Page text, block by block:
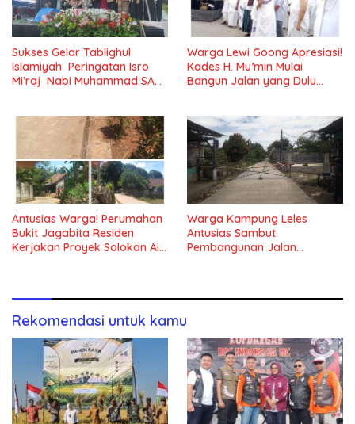
Sukses Gelar Tablighul
Islamiyah Peringatan Isro
Mi’raj Nabi Muhammad SAW
Warga Lewi Goong Apresiasi!
Kades H. Mu’min Mulai
Bangun Jalan yang Dulu
Antusias Warga! Perumahan
Bukit Jagabita Residen
Kerjakan Proyek Solokan Air
Warga Kampung Leles
Antusias Sambut
Pembangunan Jalan
Rekomendasi untuk kamu